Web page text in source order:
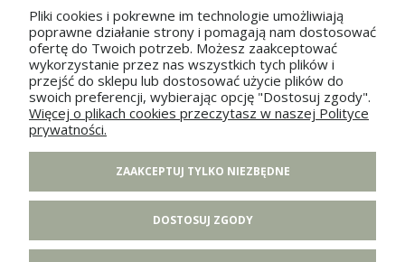
POMOC
MOJE KONTO
INFORMACJE
O NAS
Pliki cookies i pokrewne im technologie umożliwiają
poprawne działanie strony i pomagają nam dostosować
ofertę do Twoich potrzeb. Możesz zaakceptować
wykorzystanie przez nas wszystkich tych plików i
przejść do sklepu lub dostosować użycie plików do
swoich preferencji, wybierając opcję "Dostosuj zgody".
Więcej o plikach cookies przeczytasz w naszej Polityce
prywatności.
ZAAKCEPTUJ TYLKO NIEZBĘDNE
DOSTOSUJ ZGODY